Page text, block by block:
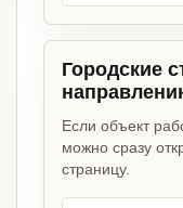
Городские
Если объект
можно сразу
страницу.